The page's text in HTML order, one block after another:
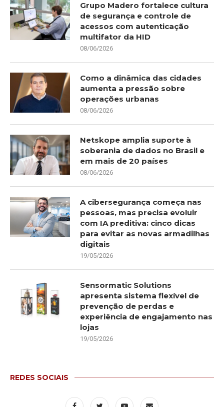
Grupo Madero fortalece cultura
de segurança e controle de
acessos com autenticação
multifator da HID
08/06/2026
Como a dinâmica das cidades
aumenta a pressão sobre
operações urbanas
08/06/2026
Netskope amplia suporte à
soberania de dados no Brasil e
em mais de 20 países
08/06/2026
A cibersegurança começa nas
pessoas, mas precisa evoluir
com IA preditiva: cinco dicas
para evitar as novas armadilhas
digitais
19/05/2026
Sensormatic Solutions
apresenta sistema flexível de
prevenção de perdas e
experiência de engajamento nas
lojas
19/05/2026
REDES SOCIAIS